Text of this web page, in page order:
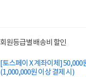
회원등급별 배송비 할인
[토스페이 X 계좌이체] 50,000
(1,000,000원 이상 결제 시)